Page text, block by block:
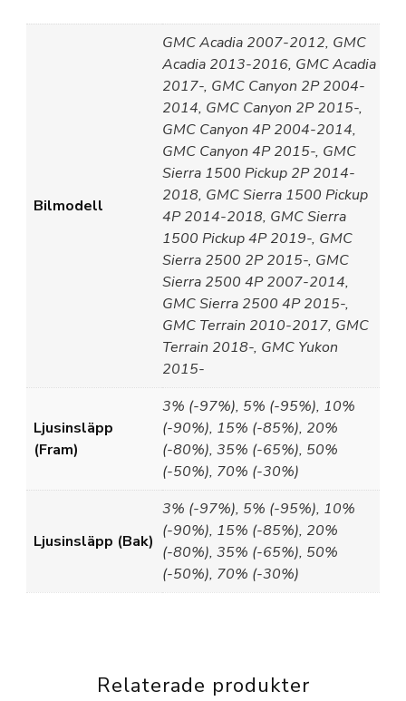
Bilmodell
GMC Acadia 2007-2012, GMC
Acadia 2013-2016, GMC Acadia
2017-, GMC Canyon 2P 2004-
2014, GMC Canyon 2P 2015-,
GMC Canyon 4P 2004-2014,
GMC Canyon 4P 2015-, GMC
Sierra 1500 Pickup 2P 2014-
2018, GMC Sierra 1500 Pickup
4P 2014-2018, GMC Sierra
1500 Pickup 4P 2019-, GMC
Sierra 2500 2P 2015-, GMC
Sierra 2500 4P 2007-2014,
GMC Sierra 2500 4P 2015-,
GMC Terrain 2010-2017, GMC
Terrain 2018-, GMC Yukon
2015-
Ljusinsläpp
(Fram)
3% (-97%), 5% (-95%), 10%
(-90%), 15% (-85%), 20%
(-80%), 35% (-65%), 50%
(-50%), 70% (-30%)
Ljusinsläpp (Bak)
3% (-97%), 5% (-95%), 10%
(-90%), 15% (-85%), 20%
(-80%), 35% (-65%), 50%
(-50%), 70% (-30%)
Relaterade produkter